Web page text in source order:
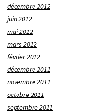
décembre 2012
juin 2012
mai 2012
mars 2012
février 2012
décembre 2011
novembre 2011
octobre 2011
septembre 2011